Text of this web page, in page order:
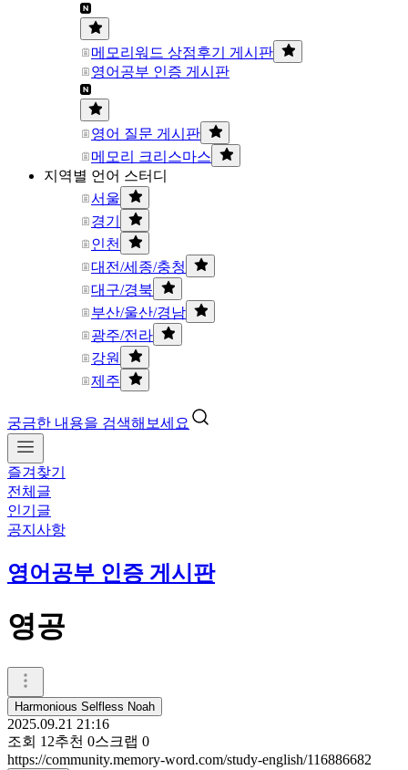
메모리워드 상점후기 게시판
영어공부 인증 게시판
영어 질문 게시판
메모리 크리스마스
지역별 언어 스터디
서울
경기
인천
대전/세종/충청
대구/경북
부산/울산/경남
광주/전라
강원
제주
궁금한 내용을 검색해보세요
즐겨찾기
전체글
인기글
공지사항
영어공부 인증 게시판
영공
Harmonious Selfless Noah
2025.09.21 21:16
조회 12추천 0스크랩 0
https://community.memory-word.com/study-english/116886682